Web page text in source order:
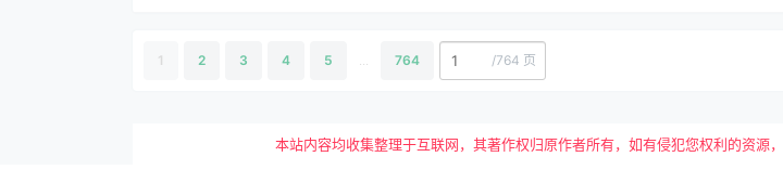
1 2 3 4 5 ... 764 /764 页
本站内容均收集整理于互联网，其著作权归原作者所有，如有侵犯您权利的资